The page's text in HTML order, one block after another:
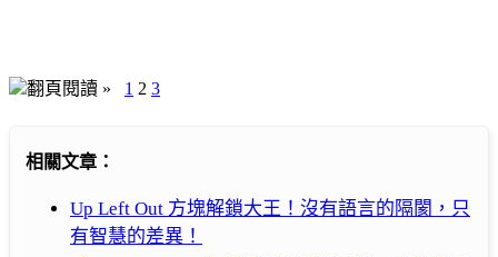
翻頁閱讀 » 1 2 3
相關文章：
Up Left Out 方塊解鎖大王！沒有語言的隔閡，只
有智慧的差異！